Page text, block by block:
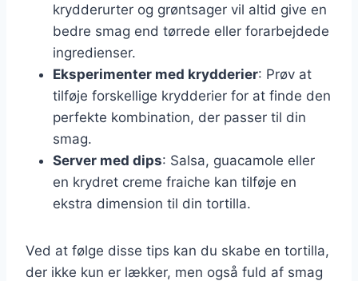
krydderurter og grøntsager vil altid give en
bedre smag end tørrede eller forarbejdede
ingredienser.
Eksperimenter med krydderier: Prøv at
tilføje forskellige krydderier for at finde den
perfekte kombination, der passer til din
smag.
Server med dips: Salsa, guacamole eller
en krydret creme fraiche kan tilføje en
ekstra dimension til din tortilla.
Ved at følge disse tips kan du skabe en tortilla,
der ikke kun er lækker, men også fuld af smag